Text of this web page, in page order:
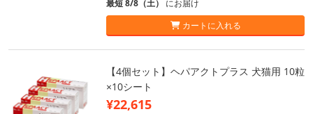
最短 8/8（土） にお届け
カートに入れる
【4個セット】ヘパアクトプラス 犬猫用 10粒
×10シート
¥22,615